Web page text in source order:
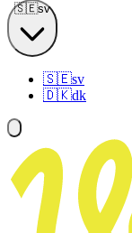
🇸🇪sv
🇸🇪sv
🇩🇰dk